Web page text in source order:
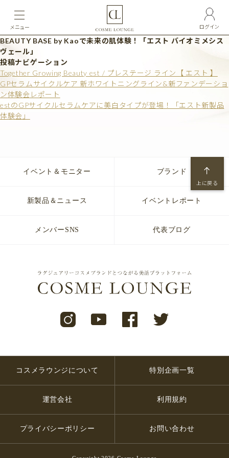
ログイン
メニュー
BEAUTY BASE by Kaoで未来の肌体験！「エスト バイオミメシス
ヴェール」
投稿ナビゲーション
Together Growing Beauty est / プレステージ ライン【 エスト 】
GPセラムサイクルケア 新ホワイトニングライン&新ファンデーショ
ン体験会レポート
estのGPサイクルセラムケアに美白タイプが登場！「エスト新製品
体験会」
上に戻る
イベント＆モニター ブランド
新製品＆ニュース イベントレポート
メンバーSNS 代表ブログ
コスメラウンジについて 特別企画一覧
運営会社 利用規約
プライバシーポリシー お問い合わせ